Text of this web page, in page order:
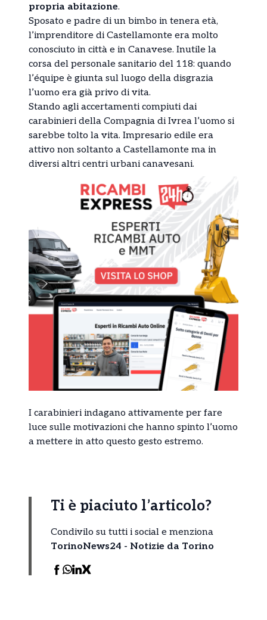
propria abitazione.
Sposato e padre di un bimbo in tenera età,
l’imprenditore di Castellamonte era molto
conosciuto in città e in Canavese. Inutile la
corsa del personale sanitario del 118: quando
l’équipe è giunta sul luogo della disgrazia
l’uomo era già privo di vita.
Stando agli accertamenti compiuti dai
carabinieri della Compagnia di Ivrea l’uomo si
sarebbe tolto la vita. Impresario edile era
attivo non soltanto a Castellamonte ma in
diversi altri centri urbani canavesani.
I carabinieri indagano attivamente per fare
luce sulle motivazioni che hanno spinto l’uomo
a mettere in atto questo gesto estremo.
Ti è piaciuto l’articolo?
Condivilo su tutti i social e menziona
TorinoNews24 - Notizie da Torino